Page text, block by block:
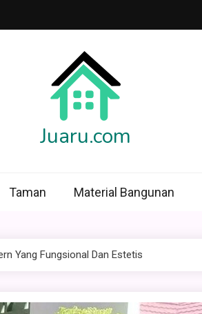
Juaru.com
Taman Material Bangunan
Yang Fungsional Dan Estetis